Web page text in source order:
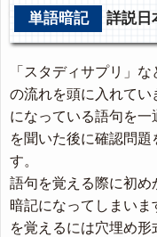
本史
単語暗記 詳説日
「スタディサプリ」
の流れを頭に入れて
になっている語句を
を聞いた後に確認問
す。
語句を覚える際に初
暗記になってしまい
を覚えるには穴埋め